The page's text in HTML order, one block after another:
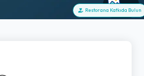
+0
Restorana Katkıda Bulun